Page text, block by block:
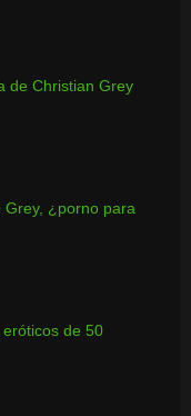
de Christian Grey
Grey, ¿porno para
de 50